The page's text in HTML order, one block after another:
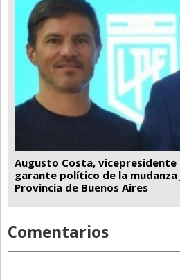
Augusto Costa, vicepresidente
garante político de la mudanza
Provincia de Buenos Aires
Comentarios